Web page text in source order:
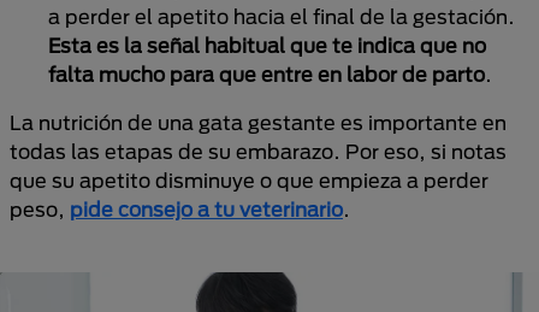
a perder el apetito hacia el final de la gestación.
Esta es la señal habitual que te indica que no
falta mucho para que entre en labor de parto.
La nutrición de una gata gestante es importante en
todas las etapas de su embarazo. Por eso, si notas
que su apetito disminuye o que empieza a perder
peso, pide consejo a tu veterinario.